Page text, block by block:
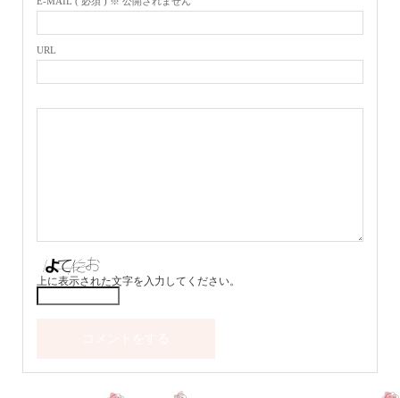
URL
上に表示された文字を入力してください。